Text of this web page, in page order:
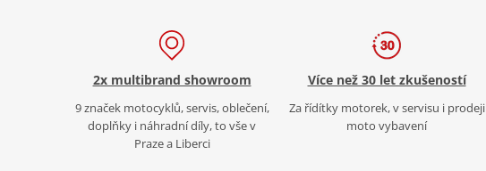
2x multibrand showroom
9 značek motocyklů, servis, oblečení,
doplňky i náhradní díly, to vše v
Praze a Liberci
Více než 30 let zkušeností
Za řídítky motorek, v servisu i prodeji
moto vybavení